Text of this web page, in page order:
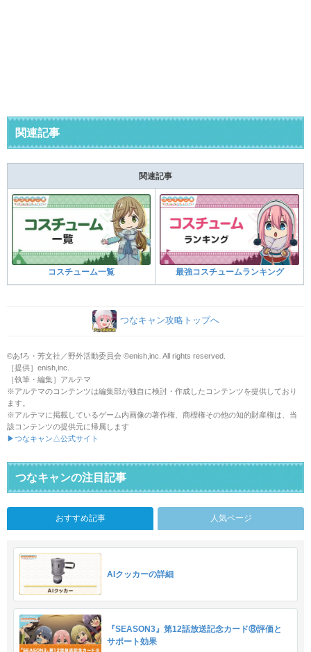
関連記事
関連記事
コスチューム一覧 最強コスチュームランキング
つなキャン攻略トップへ
©あfろ・芳文社／野外活動委員会 ©enish,inc. All rights reserved.
［提供］enish,inc.
［執筆・編集］アルテマ
※アルテマのコンテンツは編集部が独自に検討・作成したコンテンツを提供しており
ます。
※アルテマに掲載しているゲーム内画像の著作権、商標権その他の知的財産権は、当
該コンテンツの提供元に帰属します
▶つなキャン△公式サイト
つなキャンの注目記事
おすすめ記事 人気ページ
AIクッカーの詳細
『SEASON3』第12話放送記念カード⑧評価と
サポート効果